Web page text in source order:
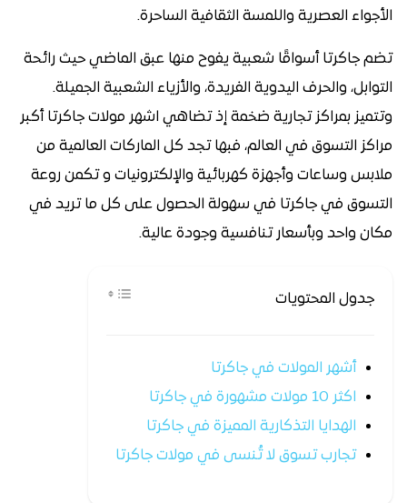
الأجواء العصرية واللمسة الثقافية الساحرة.
تضم جاكرتا أسواقًا شعبية يفوح منها عبق الماضي حيث رائحة
التوابل، والحرف اليدوية الفريدة، والأزياء الشعبية الجميلة.
وتتميز بمراكز تجارية ضخمة إذ تضاهي اشهر مولات جاكرتا أكبر
مراكز التسوق في العالم، فبها تجد كل الماركات العالمية من
ملابس وساعات وأجهزة كهربائية والإلكترونيات و تكمن روعة
التسوق في جاكرتا في سهولة الحصول على كل ما تريد في
مكان واحد وبأسعار تنافسية وجودة عالية.
جدول المحتويات
أشهر المولات في جاكرتا
اكثر 10 مولات مشهورة في جاكرتا
الهدايا التذكارية المميزة في جاكرتا
تجارب تسوق لا تُنسى في مولات جاكرتا